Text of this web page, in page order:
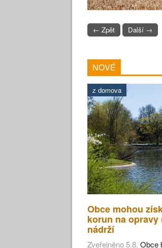
← Zpět Další →
NOVÉ
z domova
Obce mohou
korun na
nádrží
Zveřejněno 5.8. Obce